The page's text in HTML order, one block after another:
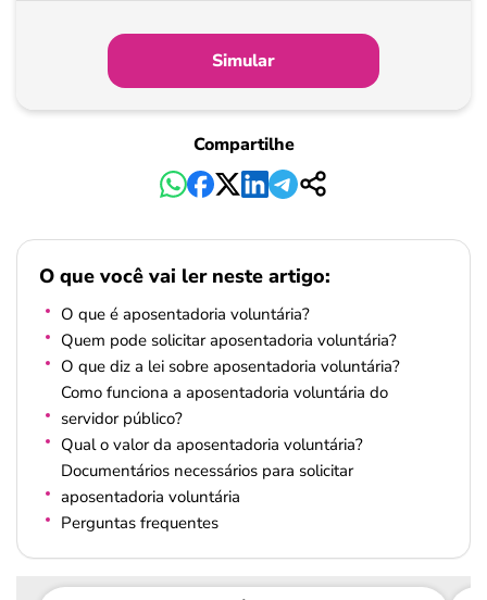
Pagamento
Simular
Compartilhe
O que você vai ler neste artigo:
O que é aposentadoria voluntária?
Quem pode solicitar aposentadoria voluntária?
O que diz a lei sobre aposentadoria voluntária?
Como funciona a aposentadoria voluntária do
servidor público?
Qual o valor da aposentadoria voluntária?
Documentários necessários para solicitar
aposentadoria voluntária
Perguntas frequentes